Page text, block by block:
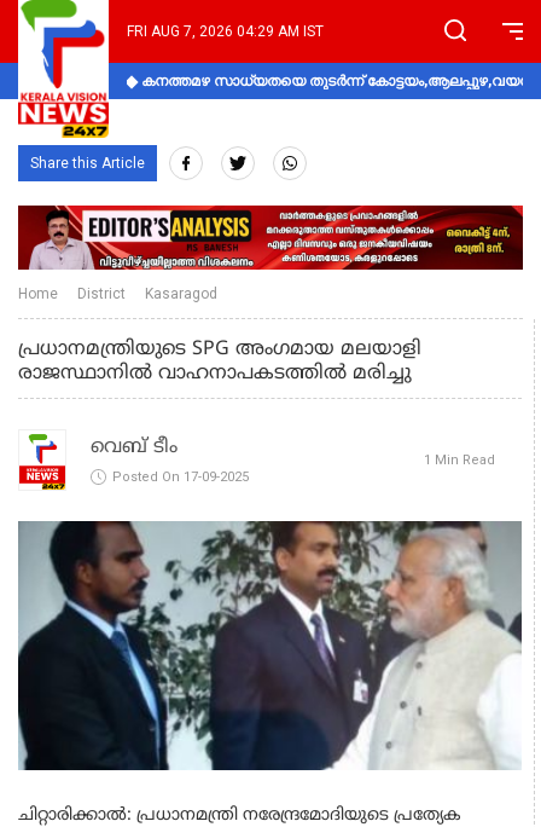
FRI AUG 7, 2026 04:29 AM IST
കനത്തമഴ സാധ്യതയെ തുടർന്ന്
Share this Article
Home District Kasaragod
പ്രധാനമന്ത്രിയുടെ SPG അംഗമായ മലയാളി
രാജസ്ഥാനിൽ വാഹനാപകടത്തിൽ മരിച്ചു
വെബ് ടീം
Posted On 17-09-2025
1 Min Read
ചിറ്റാരിക്കാല്‍: പ്രധാനമന്ത്രി നരേന്ദ്രമോദിയുടെ പ്രത്യേക